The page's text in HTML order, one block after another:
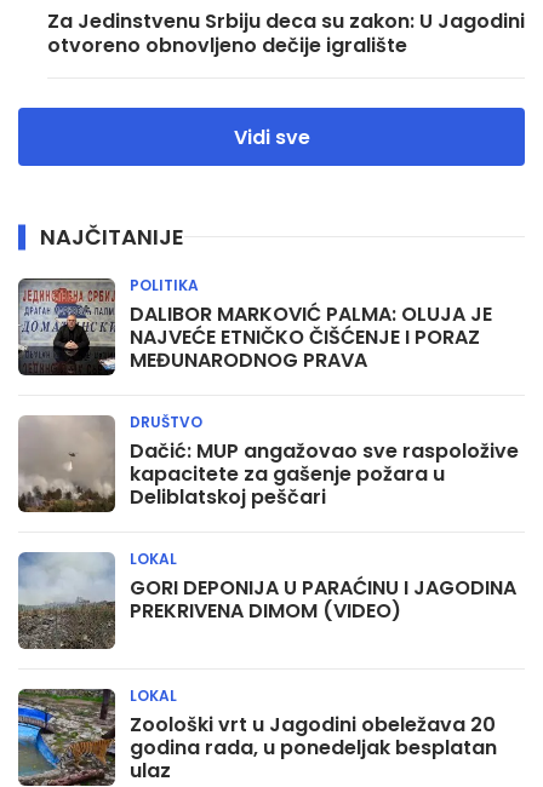
Za Jedinstvenu Srbiju deca su zakon: U Jagodini
otvoreno obnovljeno dečije igralište
Vidi sve
NAJČITANIJE
DALIBOR MARKOVIĆ PALMA: OLUJA JE
NAJVEĆE ETNIČKO ČIŠĆENJE I PORAZ
MEĐUNARODNOG PRAVA
POLITIKA
Dačić: MUP angažovao sve raspoložive
kapacitete za gašenje požara u
Deliblatskoj peščari
DRUŠTVO
GORI DEPONIJA U PARAĆINU I JAGODINA
PREKRIVENA DIMOM (VIDEO)
LOKAL
Zoološki vrt u Jagodini obeležava 20
godina rada, u ponedeljak besplatan
ulaz
LOKAL